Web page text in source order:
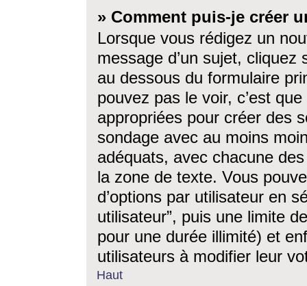
» Comment puis-je créer
Lorsque vous rédigez un
message d’un sujet, cliquez
au dessous du formulaire
pouvez pas le voir, c’est
appropriées pour créer des
sondage avec au moins
adéquats, avec chacune
la zone de texte. Vous
d’options par utilisateur en
utilisateur”, puis une limite
pour une durée illimité) et
utilisateurs à modifier leur
Haut